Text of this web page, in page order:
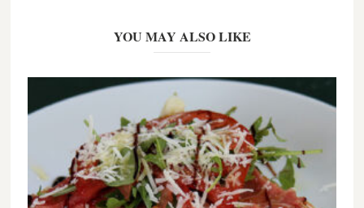
YOU MAY ALSO LIKE